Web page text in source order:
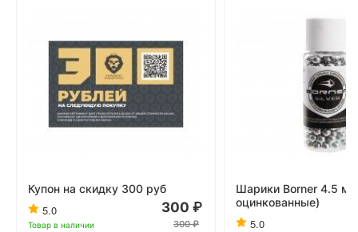
Купон на скидку 300 руб
5.0
Товар в наличии
300
300
Шарики Borner 4.5
оцинкованные)
5.0